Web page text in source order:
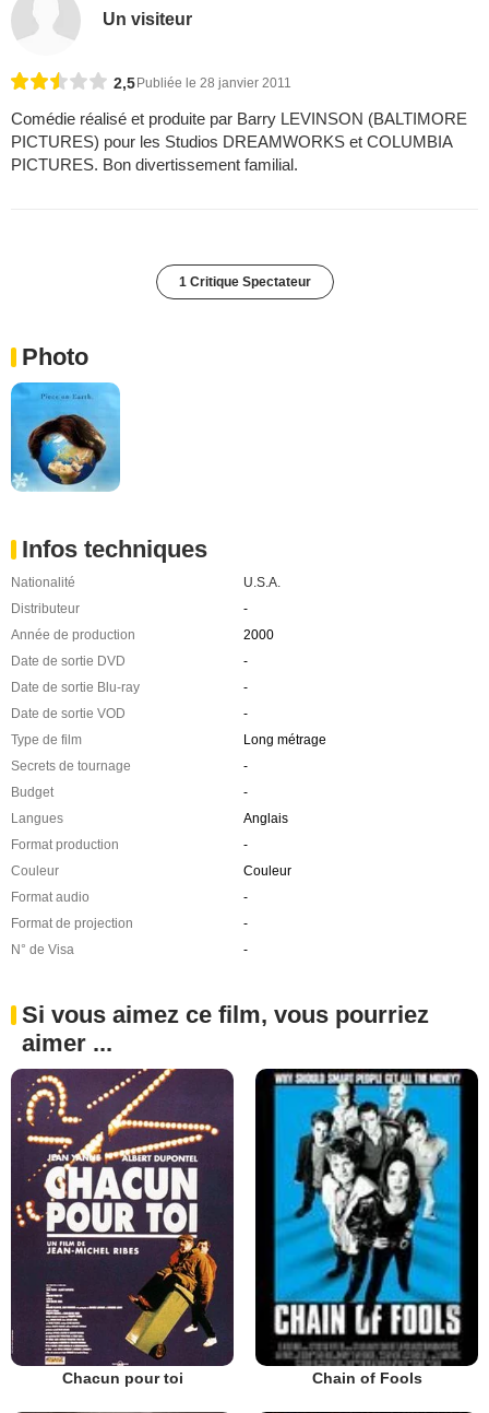
Un visiteur
2,5 Publiée le 28 janvier 2011
Comédie réalisé et produite par Barry LEVINSON (BALTIMORE
PICTURES) pour les Studios DREAMWORKS et COLUMBIA
PICTURES. Bon divertissement familial.
1 Critique Spectateur
Photo
Infos techniques
Nationalité
U.S.A.
Distributeur
-
Année de production
2000
Date de sortie DVD
-
Date de sortie Blu-ray
-
Date de sortie VOD
-
Type de film
Long métrage
Secrets de tournage
-
Budget
-
Langues
Anglais
Format production
-
Couleur
Couleur
Format audio
-
Format de projection
-
N° de Visa
-
Si vous aimez ce film, vous pourriez
aimer ...
Chacun pour toi Chain of Fools